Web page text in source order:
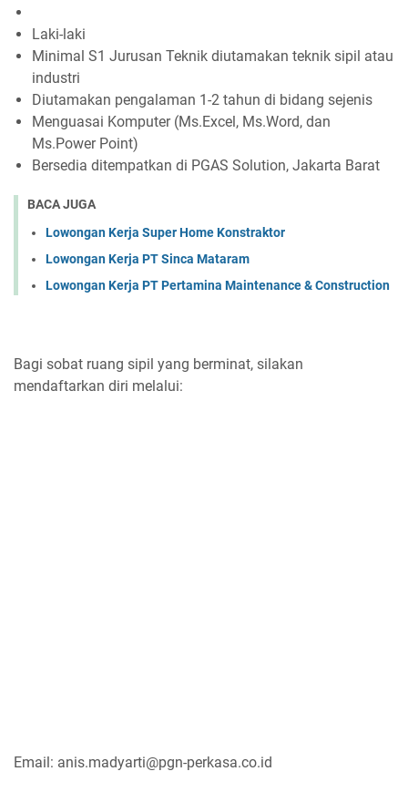
Laki-laki
Minimal S1 Jurusan Teknik diutamakan teknik sipil atau
industri
Diutamakan pengalaman 1-2 tahun di bidang sejenis
Menguasai Komputer (Ms.Excel, Ms.Word, dan
Ms.Power Point)
Bersedia ditempatkan di PGAS Solution, Jakarta Barat
BACA JUGA
Lowongan Kerja Super Home Konstraktor
Lowongan Kerja PT Sinca Mataram
Lowongan Kerja PT Pertamina Maintenance & Construction
Bagi sobat ruang sipil yang berminat, silakan
mendaftarkan diri melalui:
Email: anis.madyarti@pgn-perkasa.co.id